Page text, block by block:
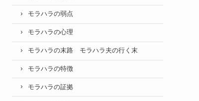
モラハラの弱点
モラハラの心理
モラハラの末路 モラハラ夫の行く末
モラハラの特徴
モラハラの証拠